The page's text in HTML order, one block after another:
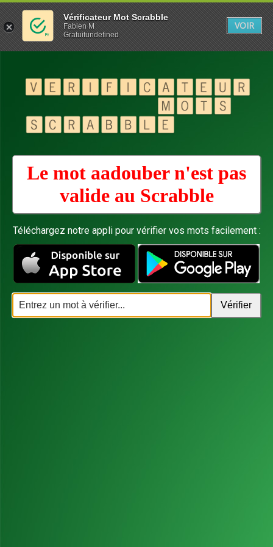
Le mot aadouber n'est pas
valide au Scrabble
Téléchargez notre appli pour vérifier vos mots facilement :
Vérificateur Mot Scrabble
Fabien M
Gratuitundefined
VOIR